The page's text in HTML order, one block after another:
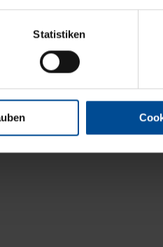
StatistikenLOGO